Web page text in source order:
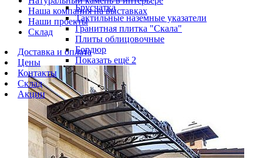
Брусчатка
Тактильные наземные указатели
Гранитная плитка "Скала"
Плиты облицовочные
Бордюр
Показать ещё 2
Наша компания на выставках
Наши проекты
Склад
Доставка и оплата
Цены
Контакты
Склад
Акции